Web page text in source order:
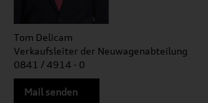
Tom Delicam
Verkaufsleiter der Neuwagenabteilung
0841 / 4914 - 0
Mail senden